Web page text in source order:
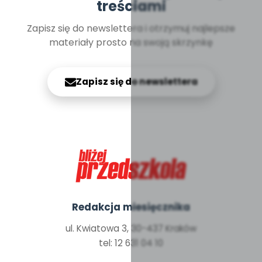
treściami
Zapisz się do newslettera i otrzymuj najlepsze
materiały prosto na swoją skrzynkę
Zapisz się do newslettera
Redakcja miesięcznika
ul. Kwiatowa 3, 30-437 Kraków
tel: 12 631 04 10